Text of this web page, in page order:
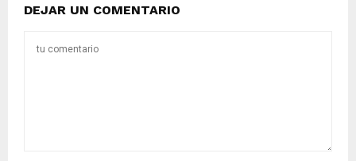
DEJAR UN COMENTARIO